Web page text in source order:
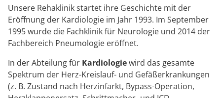
Unsere Rehaklinik startet ihre Geschichte mit der
Eröffnung der Kardiologie im Jahr 1993. Im September
1995 wurde die Fachklinik für Neurologie und 2014 der
Fachbereich Pneumologie eröffnet.
In der Abteilung für Kardiologiewird das gesamte
Spektrum der Herz-Kreislauf- und Gefäßerkrankungen
(z. B. Zustand nach Herzinfarkt, Bypass-Operation,